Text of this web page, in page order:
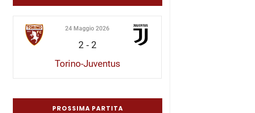
24 Maggio 2026
2 - 2
Torino-Juventus
PROSSIMA PARTITA